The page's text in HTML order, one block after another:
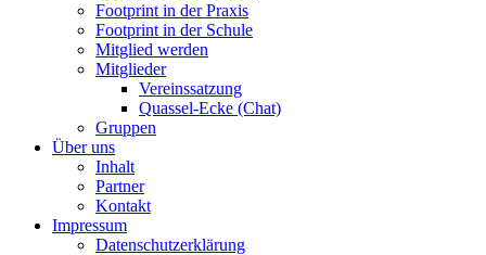
Footprint in der Praxis
Footprint in der Schule
Mitglied werden
Mitglieder
Vereinssatzung
Quassel-Ecke (Chat)
Gruppen
Über uns
Inhalt
Partner
Kontakt
Impressum
Datenschutzerklärung